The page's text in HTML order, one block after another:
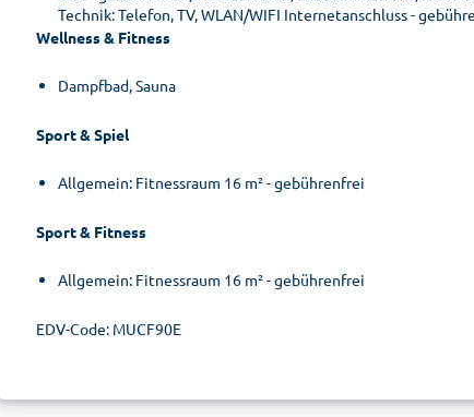
Technik: Telefon, TV, WLAN/WIFI Internetanschluss -
Wellness & Fitness
Dampfbad, Sauna
Sport & Spiel
Allgemein: Fitnessraum 16 m² - gebührenfrei
Sport & Fitness
Allgemein: Fitnessraum 16 m² - gebührenfrei
EDV-Code: MUCF90E